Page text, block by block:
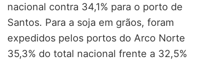
nacional contra 34,1% para o porto de
Santos. Para a soja em grãos, foram
expedidos pelos portos do Arco Norte
35,3% do total nacional frente a 32,5%